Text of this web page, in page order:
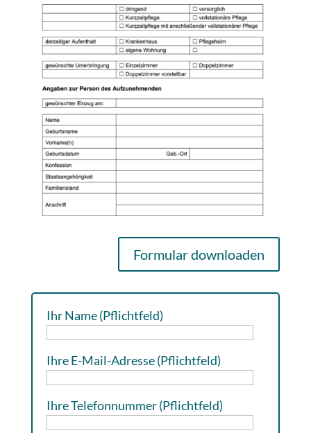
Formular downloaden
Ihr Name (Pflichtfeld)
Ihre E-Mail-Adresse (Pflichtfeld)
Ihre Telefonnummer (Pflichtfeld)